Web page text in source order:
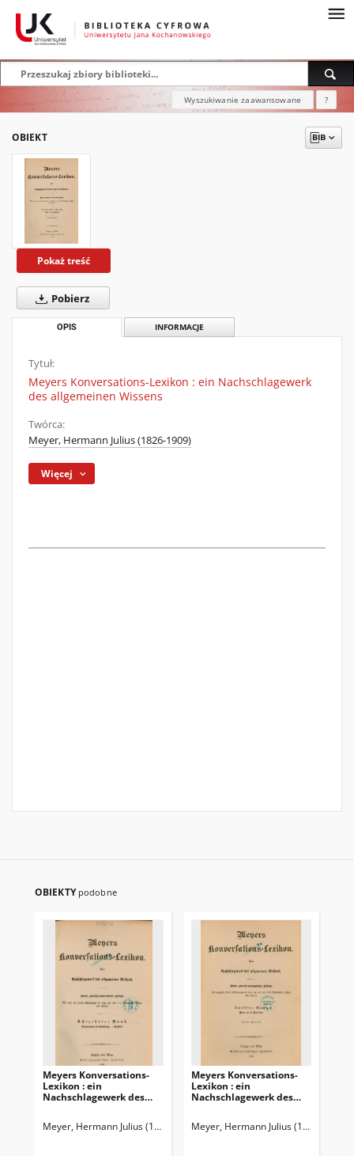
Wyszukiwanie zaawansowane ?
OBIEKT
Pokaż treść
Pobierz
OPIS INFORMACJE
Tytuł:
Meyers Konversations-Lexikon : ein Nachschlagewerk
des allgemeinen Wissens
Twórca:
Meyer, Hermann Julius (1826-1909)
Więcej
OBIEKTY podobne
Meyers Konversations-
Lexikon : ein
Nachschlagewerk des
Meyer, Hermann Julius (1826-1909)
Meyers Konversations-
Lexikon : ein
Nachschlagewerk des
Meyer, Hermann Julius (1826-1909)